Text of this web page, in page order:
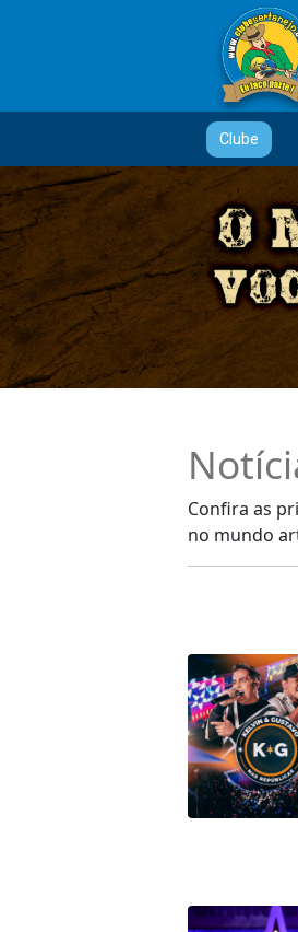
Clube
Confira as
no mundo